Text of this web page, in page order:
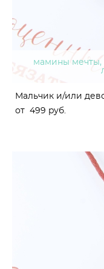
мамины мечты,
Мальчик и/или
от 499 pуб.